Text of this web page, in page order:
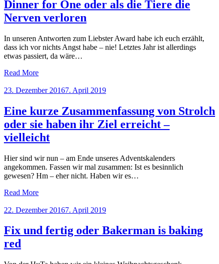
Dinner for One oder als die Tiere die
Nerven verloren
In unseren Antworten zum Liebster Award habe ich euch erzählt,
dass ich vor nichts Angst habe – nie! Letztes Jahr ist allerdings
etwas passiert, da wäre…
Read More
Posted
23. Dezember 20167. April 2019
Eine kurze Zusammenfassung von Strolch
oder sie haben ihr Ziel erreicht –
vielleicht
Hier sind wir nun – am Ende unseres Adventskalenders
angekommen. Fassen wir mal zusammen: Ist es besinnlich
gewesen? Hm – eher nicht. Haben wir es…
Read More
Posted
22. Dezember 20167. April 2019
Fix und fertig oder Bakerman is baking
red